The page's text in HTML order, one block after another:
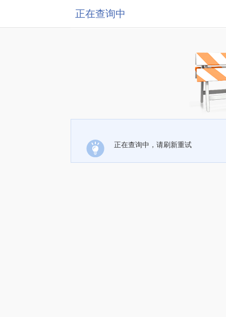
正在查询中
正在查询中，请刷新重试